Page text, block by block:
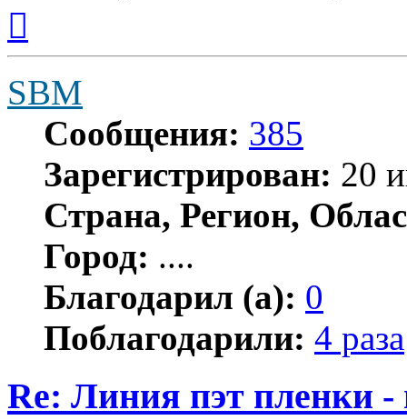
началу
SBM
Сообщения: 385
Зарегистрирован: 20
Страна, Регион,
Город: ....
Благодарил (а): 0
Поблагодарили: 4 раза
Re: Линия пэт пленки -